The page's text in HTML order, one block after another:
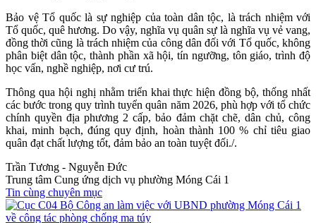
Bảo vệ Tổ quốc là sự nghiệp của toàn dân tộc, là trách nhiệm với
Tổ quốc, quê hương. Do vậy, nghĩa vụ quân sự là nghĩa vụ vẻ vang,
đồng thời cũng là trách nhiệm của công dân đối với Tổ quốc, không
phân biệt dân tộc, thành phần xã hội, tín ngưỡng, tôn giáo, trình độ
học vấn, nghề nghiệp, nơi cư trú.
Thông qua hội nghị nhằm triển khai thực hiện đồng bộ, thống nhất
các bước trong quy trình tuyển quân năm 2026, phù hợp với tổ chức
chính quyền địa phương 2 cấp, bảo đảm chặt chẽ, dân chủ, công
khai, minh bạch, đúng quy định, hoàn thành 100 % chỉ tiêu giao
quân đạt chất lượng tốt, đảm bảo an toàn tuyệt đối./.
Trần Tương - Nguyễn Đức
Trung tâm Cung ứng dịch vụ phường Móng Cái 1
Tin cùng chuyên mục